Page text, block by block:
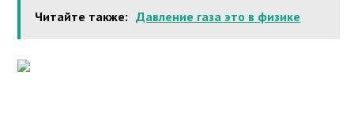
Читайте также: Давление газа это в физике